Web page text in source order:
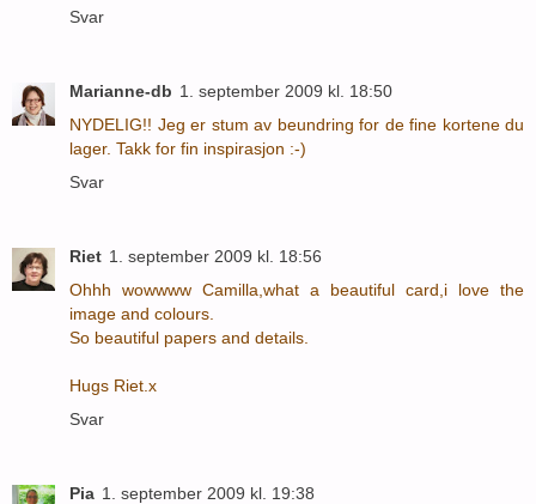
Svar
Marianne-db 1. september 2009 kl. 18:50
NYDELIG!! Jeg er stum av beundring for de fine kortene du
lager. Takk for fin inspirasjon :-)
Svar
Riet 1. september 2009 kl. 18:56
Ohhh wowwww Camilla,what a beautiful card,i love the
image and colours.
So beautiful papers and details.
Hugs Riet.x
Svar
Pia 1. september 2009 kl. 19:38